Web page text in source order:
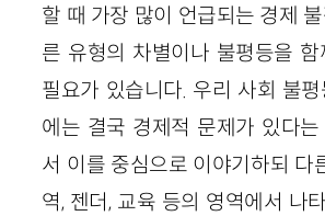
할 때 가장 많이 언급되는 경제
른 유형의 차별이나 불평등을
필요가 있습니다. 우리 사회 불
에는 결국 경제적 문제가 있다
서 이를 중심으로 이야기하되 다
역, 젠더, 교육 등의 영역에서 나